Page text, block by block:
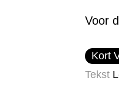
Voor
Kort
Tekst